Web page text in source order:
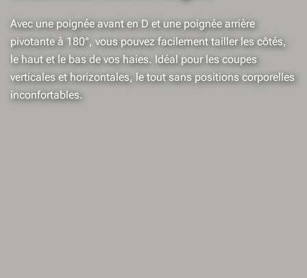
Avec une poignée avant en D et une poignée arrière
pivotante à 180°, vous pouvez facilement tailler les côtés,
le haut et le bas de vos haies. Idéal pour les coupes
verticales et horizontales, le tout sans positions corporelles
inconfortables.